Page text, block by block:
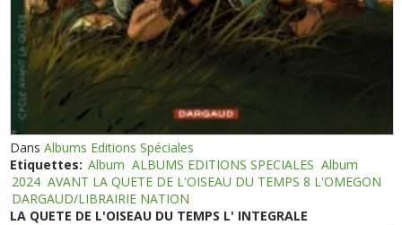
DansAlbums Editions Spéciales
Etiquettes: Album ALBUMS EDITIONS SPECIALES Album
2024 AVANT LA QUETE DE L'OISEAU DU TEMPS 8 L'OMEGON
DARGAUD/LIBRAIRIE NATION
LA QUETE DE L'OISEAU DU TEMPS L' INTEGRALE